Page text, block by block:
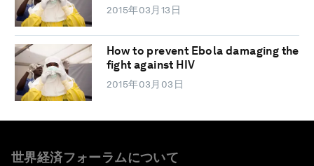
2015年03月13日
How to prevent Ebola damaging the
fight against HIV
2015年03月03日
世界経済フォーラムについて